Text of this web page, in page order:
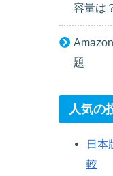
容量は
題
人気の
日本
較